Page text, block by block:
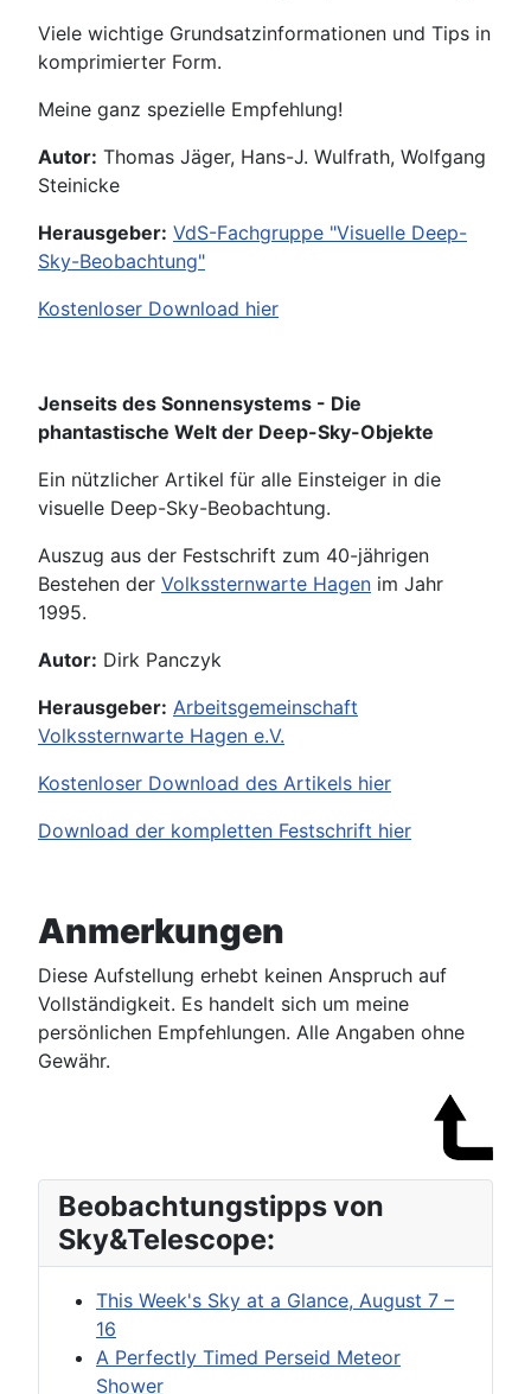
Viele wichtige Grundsatzinformationen und Tips in
komprimierter Form.
Meine ganz spezielle Empfehlung!
Autor: Thomas Jäger, Hans-J. Wulfrath, Wolfgang
Steinicke
Herausgeber: VdS-Fachgruppe "Visuelle Deep-
Sky-Beobachtung"
Kostenloser Download hier
Jenseits des Sonnensystems - Die
phantastische Welt der Deep-Sky-Objekte
Ein nützlicher Artikel für alle Einsteiger in die
visuelle Deep-Sky-Beobachtung.
Auszug aus der Festschrift zum 40-jährigen
Bestehen der Volkssternwarte Hagen im Jahr
1995.
Autor: Dirk Panczyk
Herausgeber: Arbeitsgemeinschaft
Volkssternwarte Hagen e.V.
Kostenloser Download des Artikels hier
Download der kompletten Festschrift hier
Anmerkungen
Diese Aufstellung erhebt keinen Anspruch auf
Vollständigkeit. Es handelt sich um meine
persönlichen Empfehlungen. Alle Angaben ohne
Gewähr.
Beobachtungstipps von
Sky&Telescope:
This Week's Sky at a Glance, August 7 –
16
A Perfectly Timed Perseid Meteor
Shower